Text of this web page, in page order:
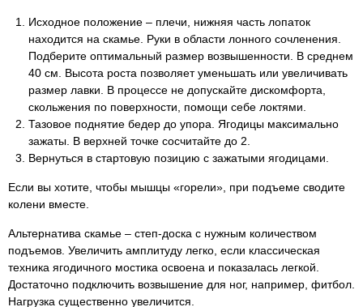
Исходное положение – плечи, нижняя часть лопаток
находится на скамье. Руки в области лонного сочленения.
Подберите оптимальный размер возвышенности. В среднем
40 см. Высота роста позволяет уменьшать или увеличивать
размер лавки. В процессе не допускайте дискомфорта,
скольжения по поверхности, помощи себе локтями.
Тазовое поднятие бедер до упора. Ягодицы максимально
зажаты. В верхней точке сосчитайте до 2.
Вернуться в стартовую позицию с зажатыми ягодицами.
Если вы хотите, чтобы мышцы «горели», при подъеме сводите
колени вместе.
Альтернатива скамье – степ-доска с нужным количеством
подъемов. Увеличить амплитуду легко, если классическая
техника ягодичного мостика освоена и показалась легкой.
Достаточно подключить возвышение для ног, например, фитбол.
Нагрузка существенно увеличится.